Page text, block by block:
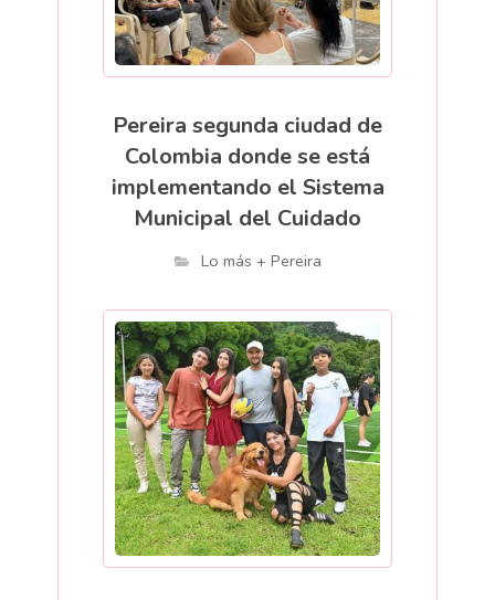
Pereira segunda ciudad de
Colombia donde se está
implementando el Sistema
Municipal del Cuidado
Lo más + Pereira